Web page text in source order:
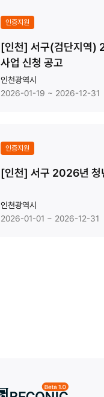
인증지원
[인천] 서구(검단지역)
사업 신청 공고
인천광역시
2026-01-19 ~ 2026-12-31
인증지원
[인천] 서구 2026년 청
인천광역시
2026-01-01 ~ 2026-12-31